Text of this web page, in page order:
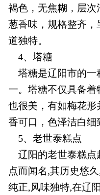
褐色，无焦糊，层
葱香味，规格整齐
道独特。
4、塔糖
塔糖是辽阳市的一
一。塔糖不仅具备
也很美，有如梅花
香可口，色泽洁白细
5、老世泰糕点
辽阳的老世泰糕点
点而闻名,其历史悠
纯正,风味独特,在辽